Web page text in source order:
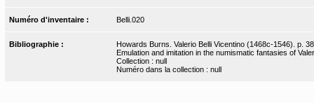
Numéro d'inventaire : Belli.020
Bibliographie :
Howards Burns. Valerio Belli Vicentino (1468c-1546). p.
Emulation and imitation in the numismatic fantasies of
Collection : null
Numéro dans la collection : null